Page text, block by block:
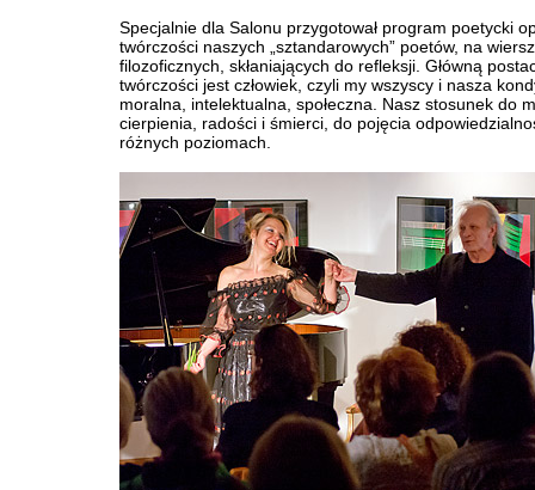
Specjalnie dla Salonu przygotował program poetycki
twórczości naszych „sztandarowych” poetów, na
filozoficznych, skłaniających do refleksji. Główną
twórczości jest człowiek, czyli my wszyscy i nasza
moralna, intelektualna, społeczna. Nasz stosunek do
cierpienia, radości i śmierci, do pojęcia
różnych poziomach.